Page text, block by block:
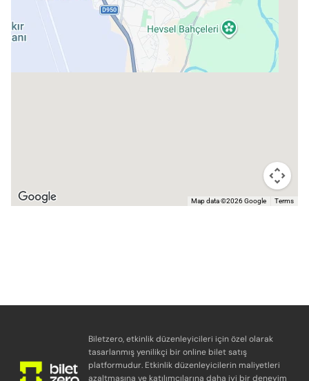
Map data ©2026 Google Terms
Biletzero, etkinlik düzenleyicileri için özel olarak
tasarlanmış yenilikçi bir online bilet satış
platformudur. Etkinlik düzenleyicilerin maliyetleri
azaltmasına ve katılımcılarına daha iyi bir deneyim